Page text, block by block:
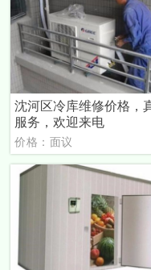
沈河区冷库维修价格，
服务，欢迎来电
价格：面议